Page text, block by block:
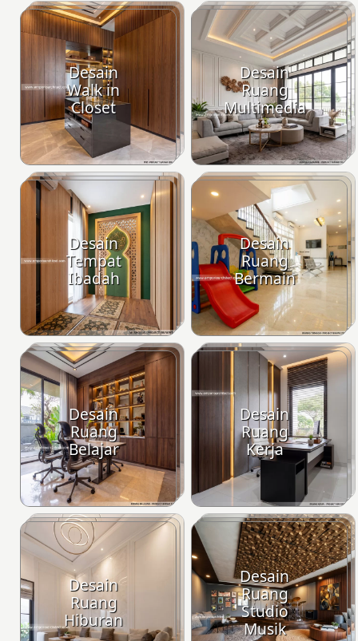
Desain
Walk in
Closet
Desain
Ruang
Multimedia
Desain
Tempat
Ibadah
Desain
Ruang
Bermain
Desain
Ruang
Belajar
Desain
Ruang
Kerja
Desain
Ruang
Hiburan
Desain
Ruang
Studio
Musik